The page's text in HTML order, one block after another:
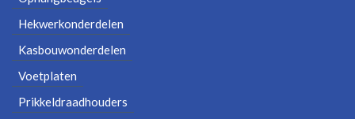
Hekwerkonderdelen
Kasbouwonderdelen
Voetplaten
Prikkeldraadhouders